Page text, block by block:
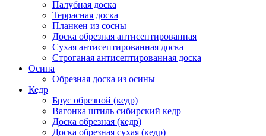
Палубная доска
Террасная доска
Планкен из сосны
Доска обрезная антисептированная
Сухая антисептированная доска
Строганая антисептированная доска
Осина
Обрезная доска из осины
Кедр
Брус обрезной (кедр)
Вагонка штиль сибирский кедр
Доска обрезная (кедр)
Доска обрезная сухая (кедр)